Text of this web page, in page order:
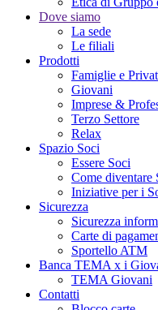
Dove siamo
La sede
Le filiali
Prodotti
Famiglie e
Giovani
Imprese &
Terzo Settore
Relax
Spazio Soci
Essere Soci
Come diventare
Iniziative per i
Sicurezza
Sicurezza
Carte di
Sportello ATM
Banca TEMA x i
TEMA Giovani
Contatti